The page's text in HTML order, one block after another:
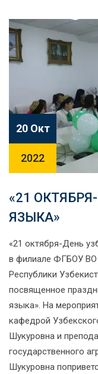
20 Окт
2022
«21
ЯЗЫКА»
«21 октября-День
в филиале ФГБОУ ВО
Республики
посвященное
языка». На
кафедрой
Шукуровна и
государственного
Шукуровна